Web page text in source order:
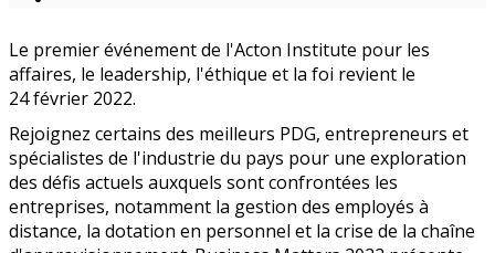
Le premier événement de l'Acton Institute pour les
affaires, le leadership, l'éthique et la foi revient le
24 février 2022.
Rejoignez certains des meilleurs PDG, entrepreneurs et
spécialistes de l'industrie du pays pour une exploration
des défis actuels auxquels sont confrontées les
entreprises, notamment la gestion des employés à
distance, la dotation en personnel et la crise de la chaîne